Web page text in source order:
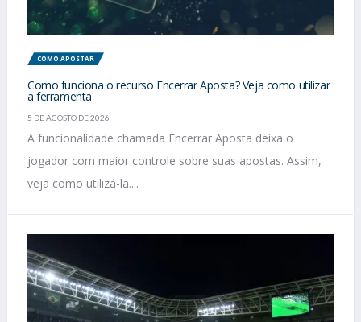
COMO APOSTAR
Como funciona o recurso Encerrar Aposta? Veja como utilizar
a ferramenta
5 DE AGOSTO DE 2026
A funcionalidade chamada Encerrar Aposta deixa o
jogador com maior controle sobre suas apostas. Assim,
veja como utilizá-la....